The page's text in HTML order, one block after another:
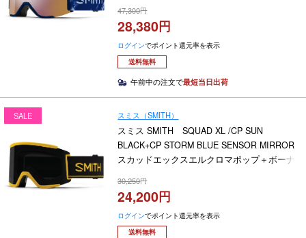
47,300
28,380
ログインでポイント還元率を表示
送料無料
午前中の注文で最短当日出荷
SALE スミス（SMITH）
スミス SMITH SQUAD XL /CP SUN
BLACK+CP STORM BLUE SENSOR MIRROR
スカッドエックスエルクロマポップ＋ボーナ
2026
30,250
24,200
ログインでポイント還元率を表示
送料無料